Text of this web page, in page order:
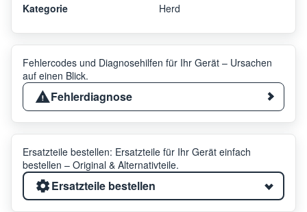
Kategorie Herd
Fehlercodes und Diagnosehilfen für Ihr Gerät – Ursachen
auf einen Blick.
Fehlerdiagnose
Ersatzteile bestellen: Ersatzteile für Ihr Gerät einfach
bestellen – Original & Alternativteile.
Ersatzteile bestellen